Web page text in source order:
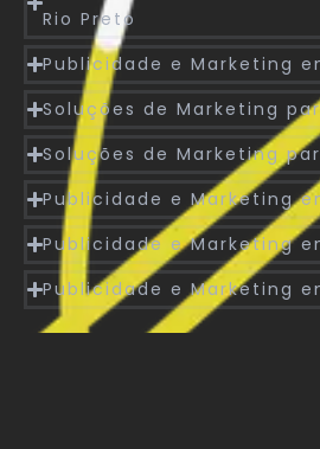
Rio Preto
Publicidade e Marketing
Soluções de Marketing
Soluções de Marketing
Publicidade e Marketing
Publicidade e Marketing
Publicidade e Marketing